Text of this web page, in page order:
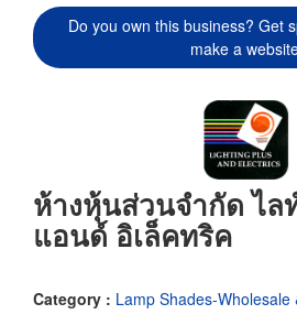
Do you own this business? Get
make a
ห้างหุ้นส่วนจำกัด ไล
แอนด์ อิเล็คทริค
Category : Lamp Shades-